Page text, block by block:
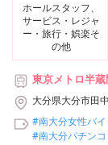
ホールスタッフ、
サービス・レジャ
ー・旅行・娯楽そ
の他
東京メトロ半
大分県大分市田
#南大分女性バイ
#南大分パチン